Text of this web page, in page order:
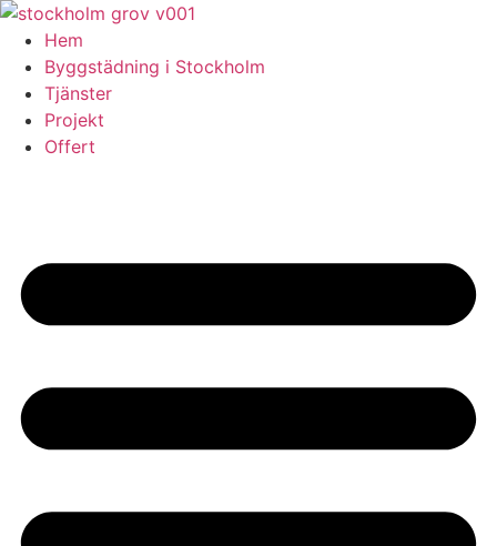
Skip
content
Hem
Byggstädning i Stockholm
Tjänster
Projekt
Offert